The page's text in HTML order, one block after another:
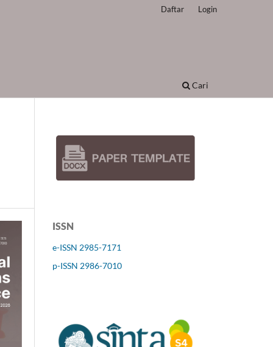
Cari
Daftar Login
ISSN
e-ISSN 2985-7171
p-ISSN 2986-7010